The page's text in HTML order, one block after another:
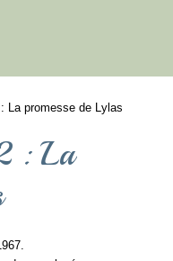
La promesse de Lylas
: La